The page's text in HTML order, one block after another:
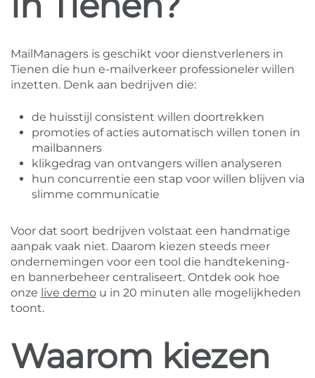
MailManagers is geschikt voor dienstverleners in
Tienen die hun e-mailverkeer professioneler willen
inzetten. Denk aan bedrijven die:
de huisstijl consistent willen doortrekken
promoties of acties automatisch willen tonen in
mailbanners
klikgedrag van ontvangers willen analyseren
hun concurrentie een stap voor willen blijven via
slimme communicatie
Voor dat soort bedrijven volstaat een handmatige
aanpak vaak niet. Daarom kiezen steeds meer
ondernemingen voor een tool die handtekening-
en bannerbeheer centraliseert. Ontdek ook hoe
onze live demo u in 20 minuten alle mogelijkheden
toont.
Waarom kiezen